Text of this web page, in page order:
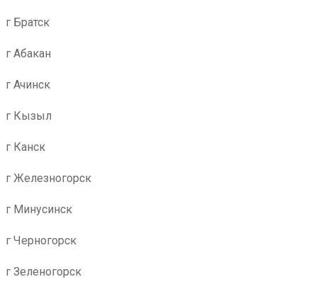
г Братск
г Абакан
г Ачинск
г Кызыл
г Канск
г Железногорск
г Минусинск
г Черногорск
г Зеленогорск